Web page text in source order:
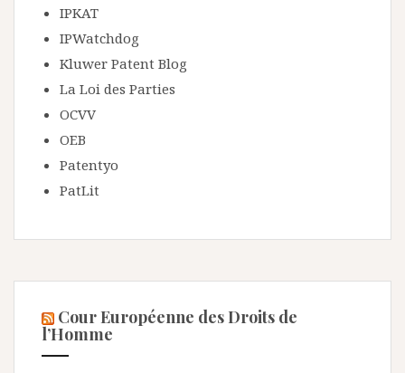
IPKAT
IPWatchdog
Kluwer Patent Blog
La Loi des Parties
OCVV
OEB
Patentyo
PatLit
Cour Européenne des Droits de
l’Homme